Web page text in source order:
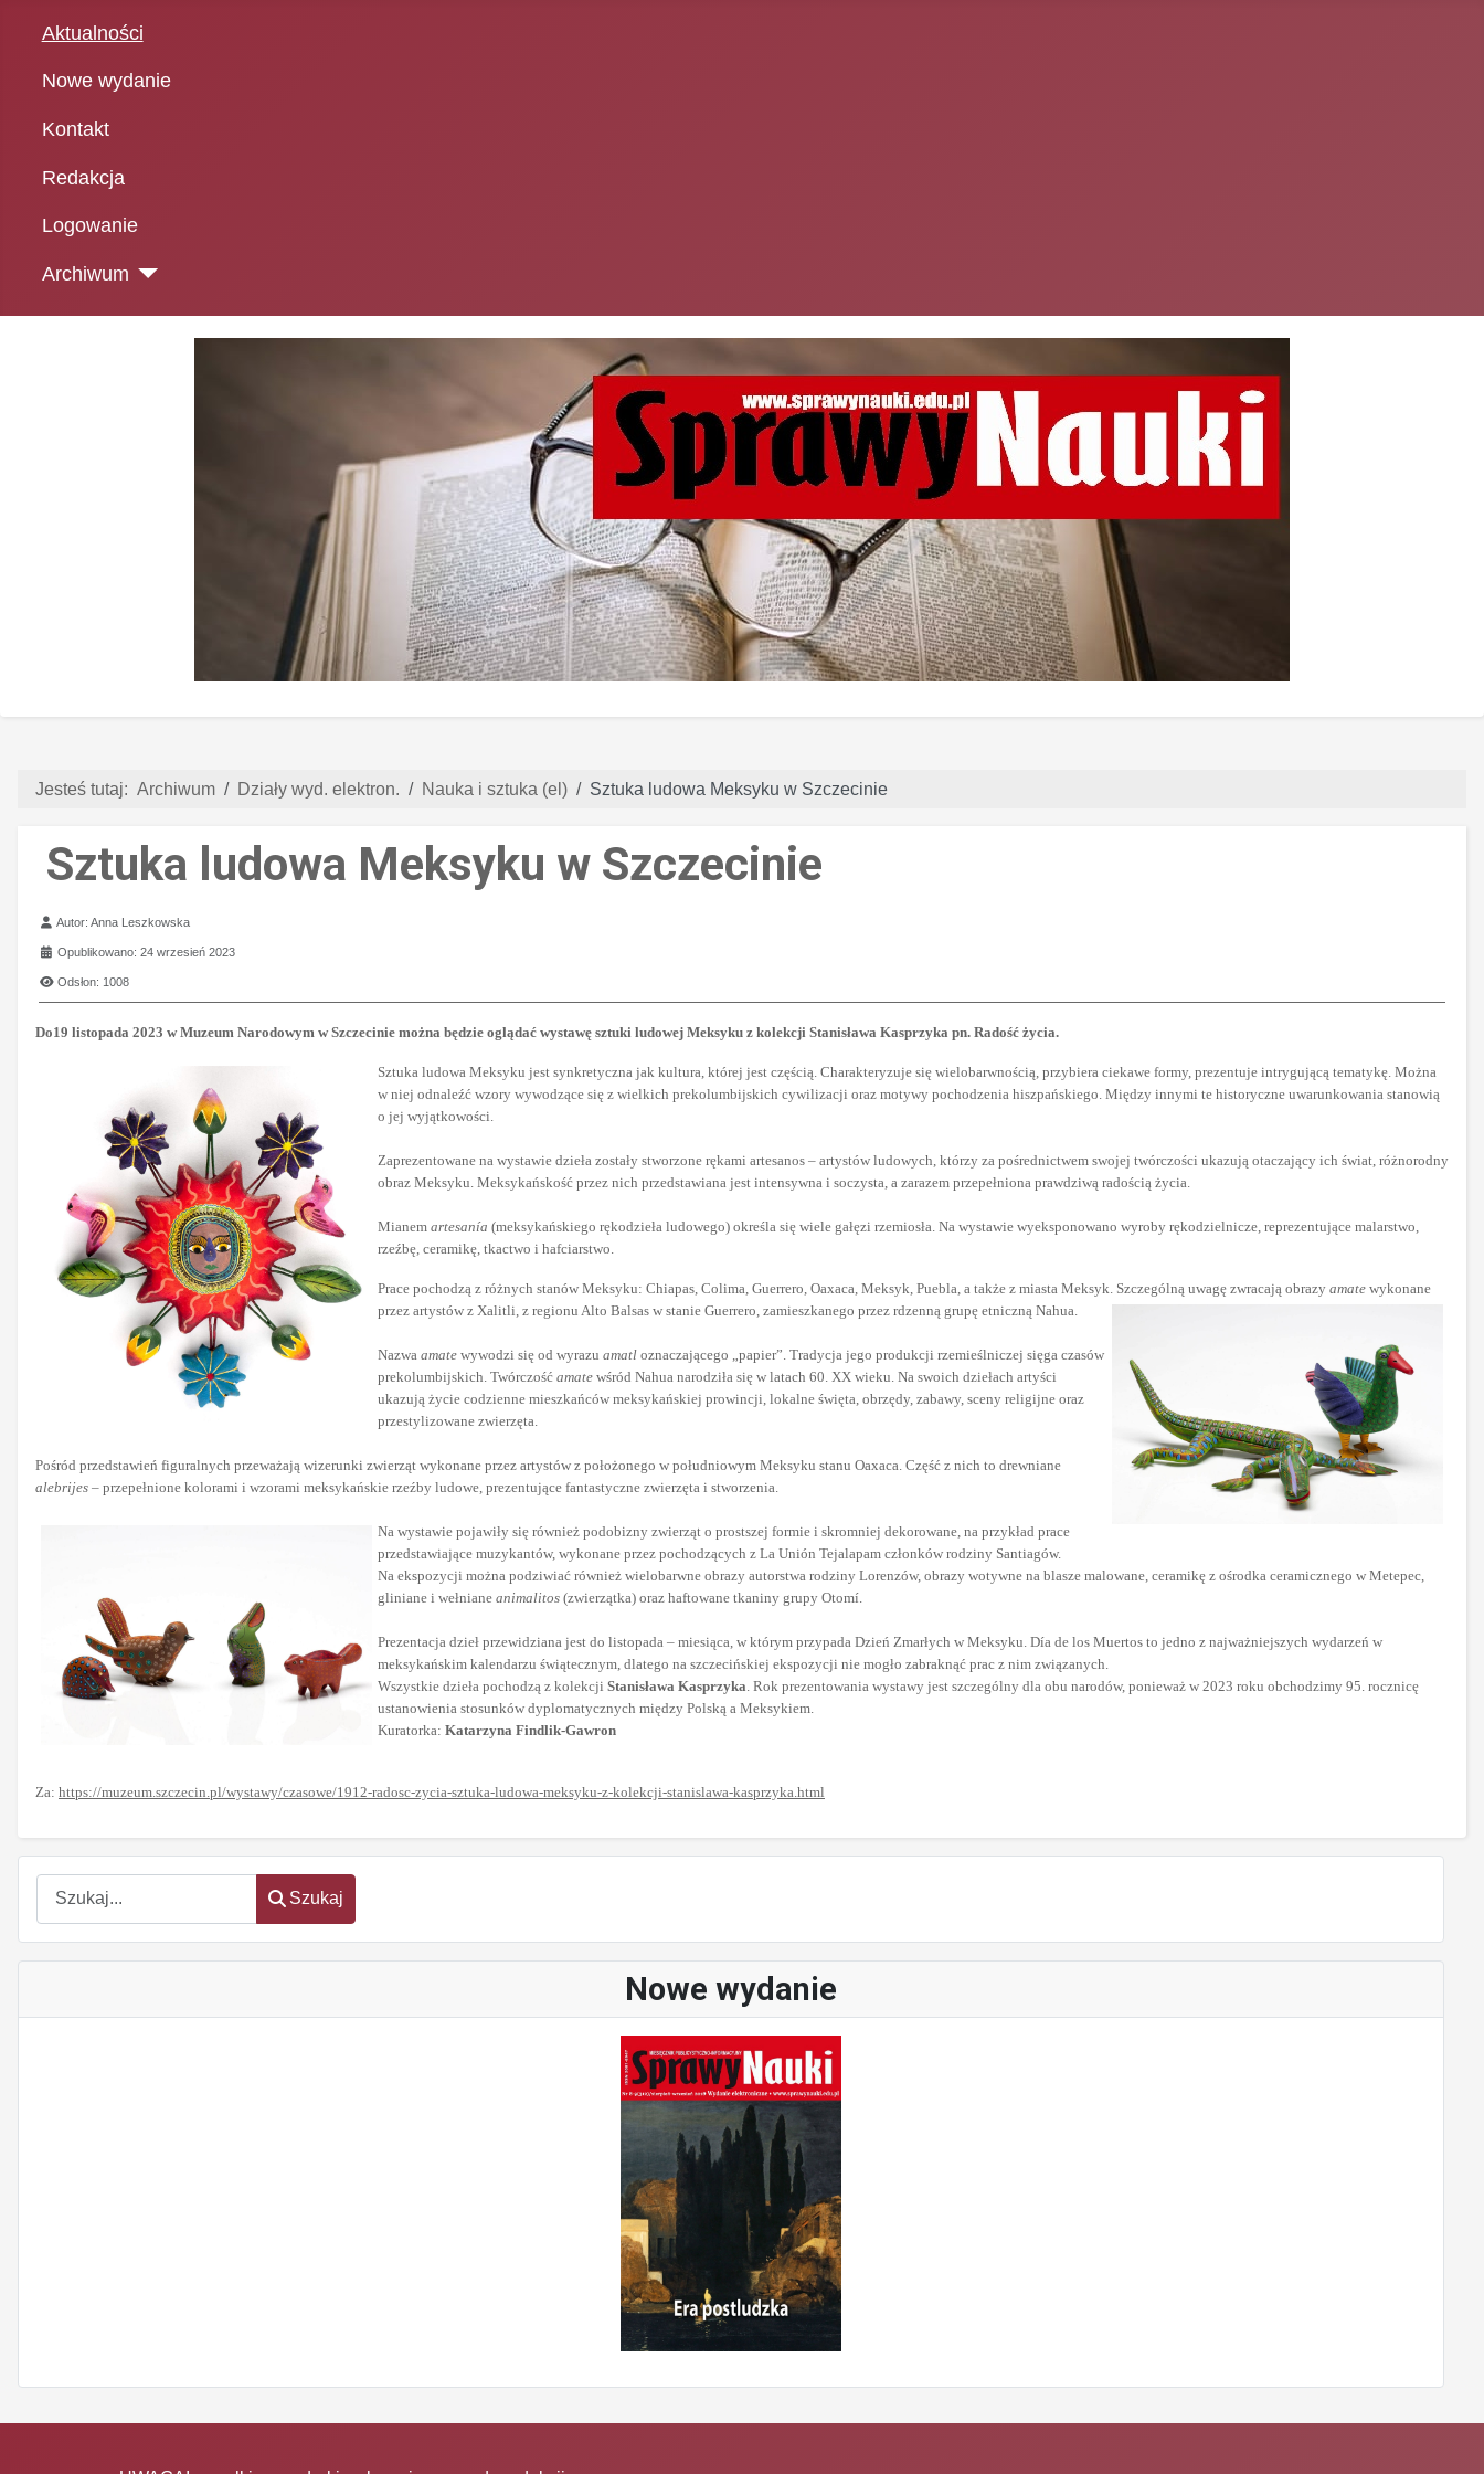
Aktualności
Nowe wydanie
Kontakt
Redakcja
Logowanie
Archiwum
Szukaj
Szukaj
Nowe wydanie
Jesteś tutaj: Archiwum Działy wyd. elektron. Nauka i sztuka (el) Sztuka ludowa Meksyku w Szczecinie
Sztuka ludowa Meksyku w Szczecinie
Szczegóły
Autor:Anna Leszkowska
Opublikowano: 24 wrzesień 2023
Odsłon: 1008
Do19 listopada 2023 w Muzeum Narodowym w Szczecinie można będzie oglądać wystawę sztuki ludowej Meksyku z kolekcji Stanisława Kasprzyka pn. Radość życia.
Sztuka ludowa Meksyku jest synkretyczna jak kultura, której jest częścią. Charakteryzuje się wielobarwnością, przybiera ciekawe formy, prezentuje intrygującą tematykę. Można
w niej odnaleźć wzory wywodzące się z wielkich prekolumbijskich cywilizacji oraz motywy pochodzenia hiszpańskiego. Między innymi te historyczne uwarunkowania stanowią
o jej wyjątkowości.
Zaprezentowane na wystawie dzieła zostały stworzone rękami artesanos – artystów ludowych, którzy za pośrednictwem swojej twórczości ukazują otaczający ich świat, różnorodny
obraz Meksyku. Meksykańskość przez nich przedstawiana jest intensywna i soczysta, a zarazem przepełniona prawdziwą radością życia.
Mianem artesanía (meksykańskiego rękodzieła ludowego) określa się wiele gałęzi rzemiosła. Na wystawie wyeksponowano wyroby rękodzielnicze, reprezentujące malarstwo,
rzeźbę, ceramikę, tkactwo i hafciarstwo.
Prace pochodzą z różnych stanów Meksyku: Chiapas, Colima, Guerrero, Oaxaca, Meksyk, Puebla, a także z miasta Meksyk. Szczególną uwagę zwracają obrazy amate wykonane
przez artystów z Xalitli, z regionu Alto Balsas w stanie Guerrero, zamieszkanego przez rdzenną grupę etniczną Nahua.
Nazwa amate wywodzi się od wyrazu amatl oznaczającego „papier”. Tradycja jego produkcji rzemieślniczej sięga czasów
prekolumbijskich. Twórczość amate wśród Nahua narodziła się w latach 60. XX wieku. Na swoich dziełach artyści
ukazują życie codzienne mieszkańców meksykańskiej prowincji, lokalne święta, obrzędy, zabawy, sceny religijne oraz
przestylizowane zwierzęta.
Pośród przedstawień figuralnych przeważają wizerunki zwierząt wykonane przez artystów z położonego w południowym Meksyku stanu Oaxaca. Część z nich to drewniane
alebrijes – przepełnione kolorami i wzorami meksykańskie rzeźby ludowe, prezentujące fantastyczne zwierzęta i stworzenia.
Na wystawie pojawiły się również podobizny zwierząt o prostszej formie i skromniej dekorowane, na przykład prace
przedstawiające muzykantów, wykonane przez pochodzących z La Unión Tejalapam członków rodziny Santiagów.
Na ekspozycji można podziwiać również wielobarwne obrazy autorstwa rodziny Lorenzów, obrazy wotywne na blasze malowane, ceramikę z ośrodka ceramicznego w Metepec,
gliniane i wełniane animalitos (zwierzątka) oraz haftowane tkaniny grupy Otomí.
Prezentacja dzieł przewidziana jest do listopada – miesiąca, w którym przypada Dzień Zmarłych w Meksyku. Día de los Muertos to jedno z najważniejszych wydarzeń w
meksykańskim kalendarzu świątecznym, dlatego na szczecińskiej ekspozycji nie mogło zabraknąć prac z nim związanych.
Wszystkie dzieła pochodzą z kolekcji Stanisława Kasprzyka . Rok prezentowania wystawy jest szczególny dla obu narodów, ponieważ w 2023 roku obchodzimy 95. rocznicę
ustanowienia stosunków dyplomatycznych między Polską a Meksykiem.
Kuratorka: Katarzyna Findlik-Gawron
Za: https://muzeum.szczecin.pl/wystawy/czasowe/1912-radosc-zycia-sztuka-ludowa-meksyku-z-kolekcji-stanislawa-kasprzyka.html